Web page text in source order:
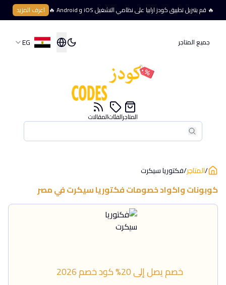
🔥 قم بتنزيل تطبيق كودز ارابيا على نظامي التشغيل iOS و Android 🔥 اعرف المزيد
جميع المتاجر EG
بحث
بحث
المتاجرالفئاتالمقالات
/المتاجر/فكتوريا سيكرت
كوبونات واكواد خصوماتفكتوريا سيكرتفيمصر
خصم يصل إلى 20% كود خصم2026